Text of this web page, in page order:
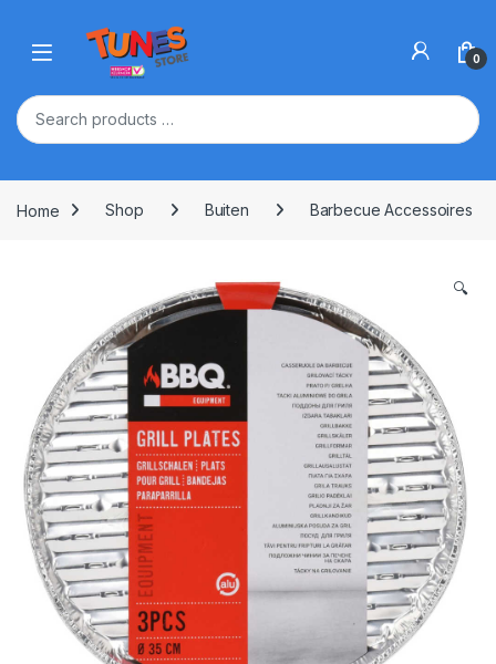
Open 0
Home Shop Buiten Barbecue Accessoires
🔍